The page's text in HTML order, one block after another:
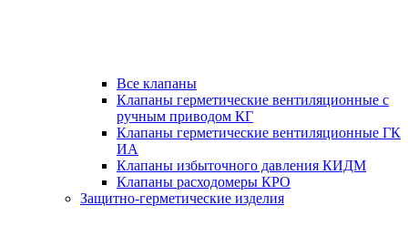
Все клапаны
Клапаны герметические вентиляционные с
ручным приводом КГ
Клапаны герметические вентиляционные ГК
ИА
Клапаны избыточного давления КИДМ
Клапаны расходомеры КРО
Защитно-герметические изделия